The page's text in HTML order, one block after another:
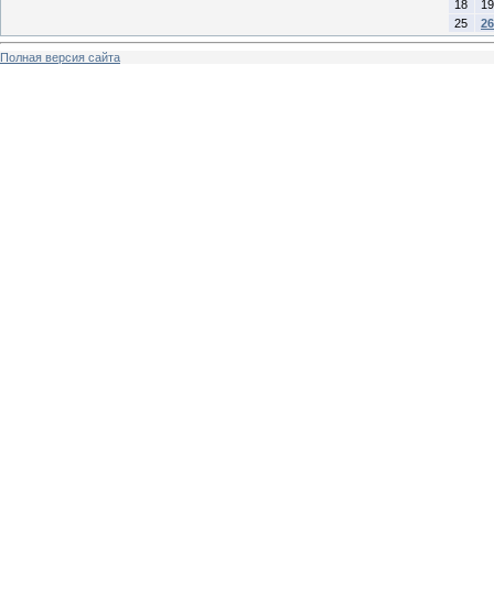
18
19
25
26
Полная версия сайта